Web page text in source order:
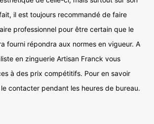
il est toujours recommandé de faire
professionnel pour être certain que le
fourni répondra aux normes en vigueur. A
en zinguerie Artisan Franck vous
à des prix compétitifs. Pour en savoir
contacter pendant les heures de bureau.